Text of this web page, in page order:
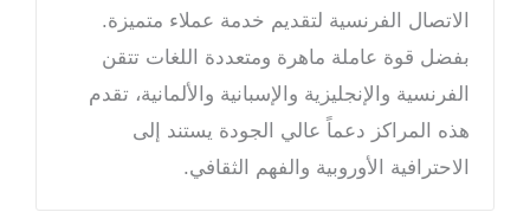
الاتصال الفرنسية لتقديم خدمة عملاء متميزة.
بفضل قوة عاملة ماهرة ومتعددة اللغات تتقن
الفرنسية والإنجليزية والإسبانية والألمانية، تقدم
هذه المراكز دعماً عالي الجودة يستند إلى
الاحترافية الأوروبية والفهم الثقافي.